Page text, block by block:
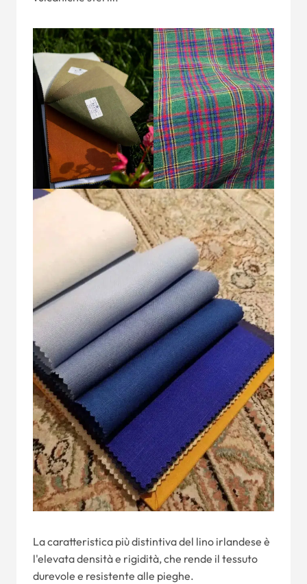
La caratteristica più distintiva del lino irlandese è
l'elevata densità e rigidità, che rende il tessuto
durevole e resistente alle pieghe.